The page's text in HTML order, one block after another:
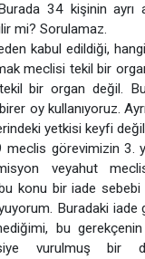
Burada 34 kişinin ayrı
mi? Sorulamaz.
kabul edildiği,
meclisi tekil bir
bir organ değil.
oy kullanıyoruz.
yetkisi keyfi
görevimizin 3.
veyahut
konu bir iade sebebi
Buradaki iade
bu gerekçenin
vurulmuş bir